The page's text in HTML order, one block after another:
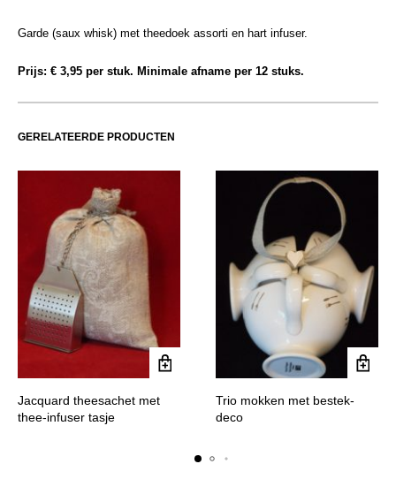
Garde (saux whisk) met theedoek assorti en hart infuser.
Prijs: € 3,95 per stuk. Minimale afname per 12 stuks.
GERELATEERDE PRODUCTEN
Jacquard theesachet met
thee-infuser tasje
Trio mokken met bestek-
deco